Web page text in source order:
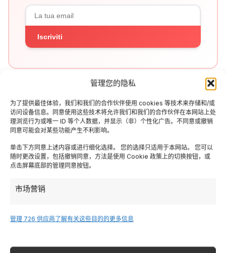
管理您的隐私
为了提供最佳体验，我们和我们的合作伙伴使用 cookies 等技术来存储和/或
访问设备信息。同意使用这些技术将允许我们和我们的合作伙伴在本网站上处
理浏览行为或唯一 ID 等个人数据，并显示（非）个性化广告。不同意或撤销
同意可能会对某些功能产生不利影响。
单击下方同意上述内容或进行细化选择。 您的选择只适用于本网站。 您可以
随时更改设置，包括撤销同意，方法是使用 Cookie 政策上的切换按钮，或
点击屏幕底部的管理同意按钮。
市场营销
管理 726 供应商了解有关这些目的的更多信息
Iscriviti
Articoli Correlati